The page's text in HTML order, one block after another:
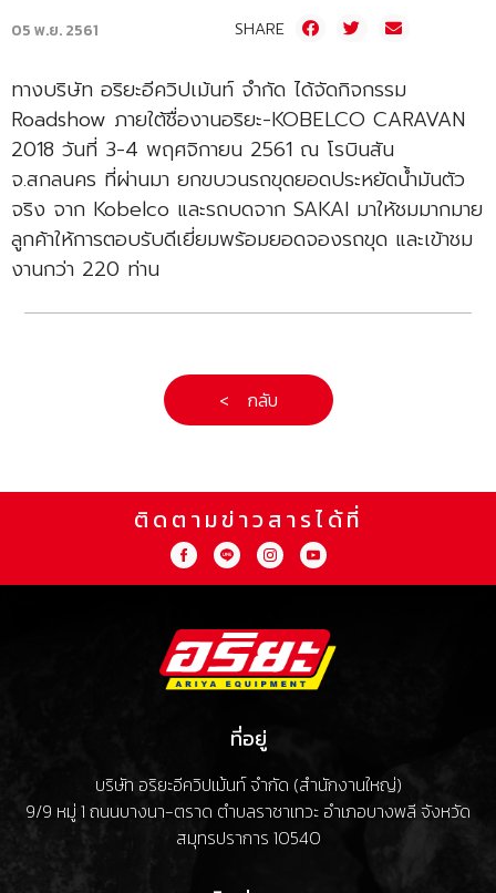
05 พ.ย. 2561 SHARE
ทางบริษัท อริยะอีควิปเม้นท์ จำกัด ได้จัดกิจกรรม
Roadshow ภายใต้ชื่องานอริยะ-KOBELCO CARAVAN
2018 วันที่ 3-4 พฤศจิกายน 2561 ณ โรบินสัน
จ.สกลนคร ที่ผ่านมา ยกขบวนรถขุดยอดประหยัดน้ำมันตัว
จริง จาก Kobelco และรถบดจาก SAKAI มาให้ชมมากมาย
ลูกค้าให้การตอบรับดีเยี่ยมพร้อมยอดจองรถขุด และเข้าชม
งานกว่า 220 ท่าน
< กลับ
ติดตามข่าวสารได้ที่
ที่อยู่
บริษัท อริยะอีควิปเม้นท์ จำกัด (สำนักงานใหญ่)
9/9 หมู่ 1 ถนนบางนา-ตราด ตำบลราชาเทวะ อำเภอบางพลี จังหวัด
สมุทรปราการ 10540